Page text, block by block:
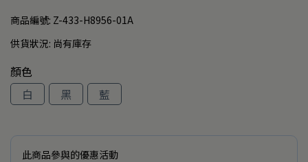
商品編號: Z-433-H8956-01A
供貨狀況: 尚有庫存
顏色
白
黑 藍
此商品參與的優惠活動